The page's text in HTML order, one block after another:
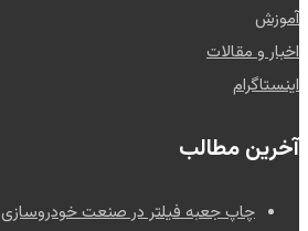
آموزش
اخبار و مقالات
اینستاگرام
آخرین مطالب
چاپ جعبه فیلتر در صنعت خودروسازی